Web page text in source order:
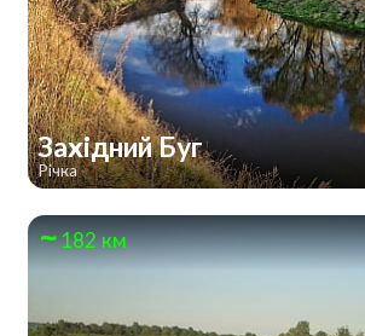
Західний Буг
Річка
182 км